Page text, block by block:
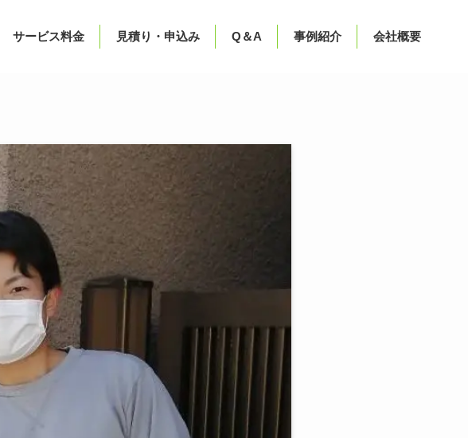
サービス料金 見積り・申込み Q＆A 事例紹介 会社概要